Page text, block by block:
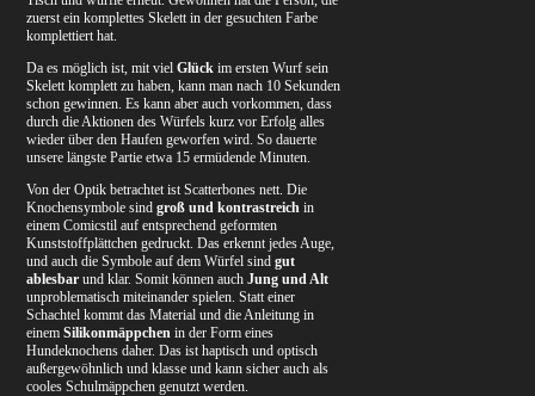
zuerst ein komplettes Skelett in der gesuchten Farbe
komplettiert hat.
Da es möglich ist, mit vielGlück im ersten Wurf sein
Skelett komplett zu haben, kann man nach 10 Sekunden
schon gewinnen. Es kann aber auch vorkommen, dass
durch die Aktionen des Würfels kurz vor Erfolg alles
wieder über den Haufen geworfen wird. So dauerte
unsere längste Partie etwa 15 ermüdende Minuten.
Von der Optik betrachtet ist Scatterbones nett. Die
Knochensymbole sindgroß und kontrastreich in
einem Comicstil auf entsprechend geformten
Kunststoffplättchen gedruckt. Das erkennt jedes Auge,
und auch die Symbole auf dem Würfel sindgut
ablesbar und klar. Somit können auchJung und Alt
unproblematisch miteinander spielen. Statt einer
Schachtel kommt das Material und die Anleitung in
einemSilikonmäppchen in der Form eines
Hundeknochens daher. Das ist haptisch und optisch
außergewöhnlich und klasse und kann sicher auch als
cooles Schulmäppchen genutzt werden.